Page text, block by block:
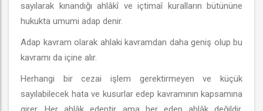
sayılarak kınandığı ahlâkî ve içtimaî kuralların bütününe
hukukta umumi adap denir.
Adap kavram olarak ahlaki kavramdan daha geniş olup bu
kavramı da içine alır.
Herhangi bir cezai işlem gerektirmeyen ve küçük
sayılabilecek hata ve kusurlar edep kavramının kapsamına